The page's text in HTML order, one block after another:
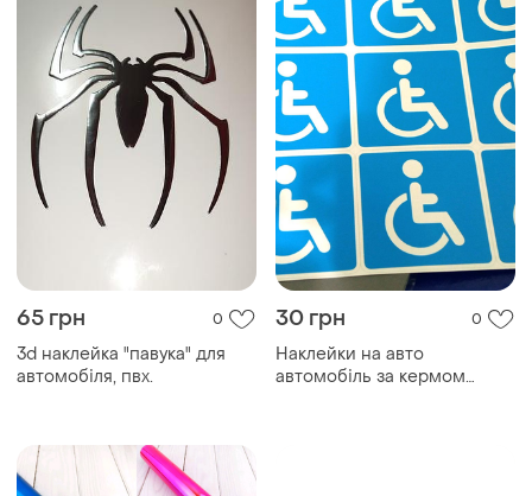
65 грн 0
3d наклейка "павука" для
автомобіля, пвх.
30 грн 0
Наклейки на авто
автомобіль за кермом